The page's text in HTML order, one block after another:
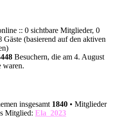
:: 0 sichtbare Mitglieder, 0
(basierend auf den aktiven
Besuchern, die am 4. August
waren.
insgesamt 1840 • Mitglieder
Mitglied: Ela_2023